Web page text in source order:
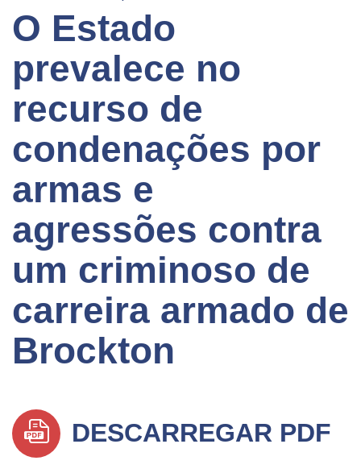
O Estado
prevalece no
recurso de
condenações por
armas e
agressões contra
um criminoso de
carreira armado de
Brockton
DESCARREGAR PDF